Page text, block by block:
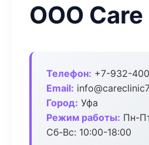
ООО Care
Телефон: +7-932-
Email:
Город: Уфа
Режим работы: Пн-
Сб-Вс: 10:00-18:00